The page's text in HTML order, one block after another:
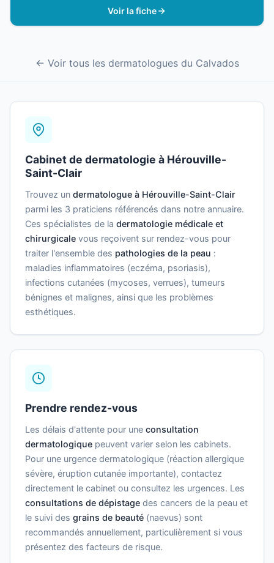
Voir la fiche
← Voir tous les dermatologues du Calvados
Cabinet de dermatologie à Hérouville-
Saint-Clair
Trouvez un dermatologue à Hérouville-Saint-Clair
parmi les 3 praticiens référencés dans notre annuaire.
Ces spécialistes de la dermatologie médicale et
chirurgicale vous reçoivent sur rendez-vous pour
traiter l'ensemble des pathologies de la peau :
maladies inflammatoires (eczéma, psoriasis),
infections cutanées (mycoses, verrues), tumeurs
bénignes et malignes, ainsi que les problèmes
esthétiques.
Prendre rendez-vous
Les délais d'attente pour une consultation
dermatologique peuvent varier selon les cabinets.
Pour une urgence dermatologique (réaction allergique
sévère, éruption cutanée importante), contactez
directement le cabinet ou consultez les urgences. Les
consultations de dépistage des cancers de la peau et
le suivi des grains de beauté (naevus) sont
recommandés annuellement, particulièrement si vous
présentez des facteurs de risque.